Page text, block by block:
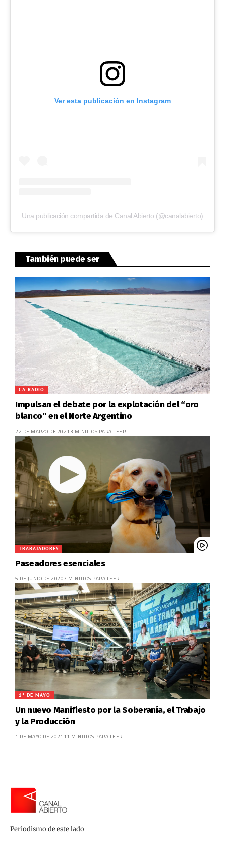
Ver esta publicación en Instagram
Una publicación compartida de Canal Abierto (@canalabierto)
También puede ser
CA RADIO
Impulsan el debate por la explotación del “oro
blanco” en el Norte Argentino
22 DE MARZO DE 2021 3 MINUTOS PARA LEER
TRABAJADORES
Paseadores esenciales
5 DE JUNIO DE 20207 MINUTOS PARA LEER
1° DE MAYO
Un nuevo Manifiesto por la Soberanía, el Trabajo
y la Producción
1 DE MAYO DE 2021 11 MINUTOS PARA LEER
Periodismo de este lado